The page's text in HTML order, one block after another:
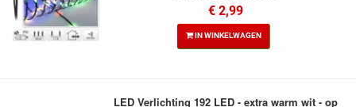
€ 2,99
IN WINKELWAGEN
LED Verlichting 192 LED - extra warm wit - op